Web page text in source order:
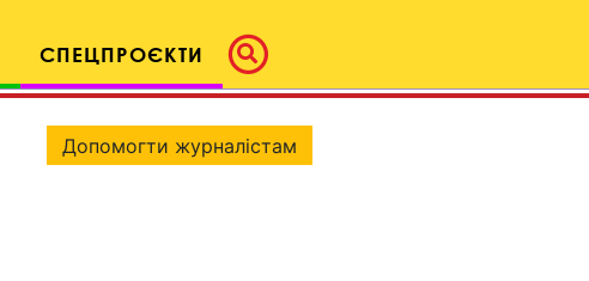
СПЕЦПРОЄКТИ
Допомогти журналістам